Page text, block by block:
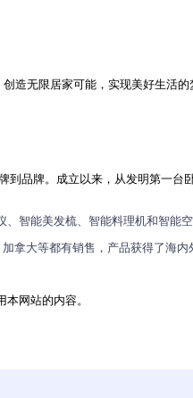
力于以科技为核心，创造